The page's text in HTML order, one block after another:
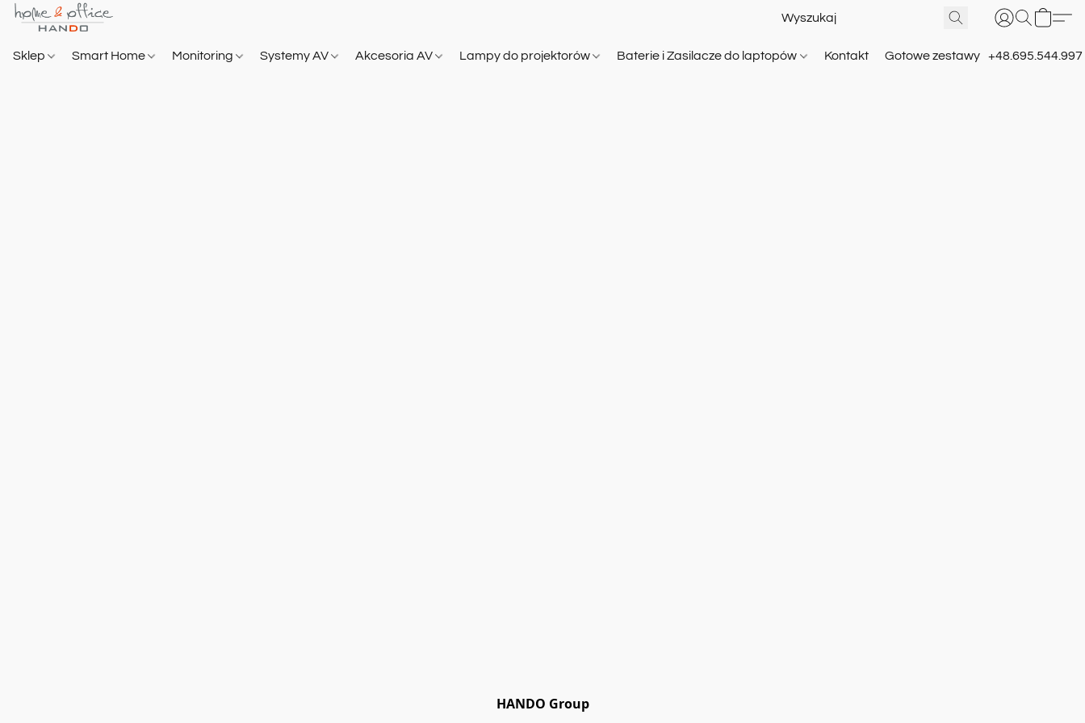
Sklep Smart Home Monitoring Systemy AV Akcesoria AV Lampy do projektorów Baterie i Zasilacze do laptopów Kontakt Gotowe zestawy +48.695.544.997
HANDO Group